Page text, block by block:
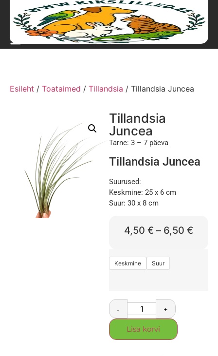
Esileht / Toataimed / Tillandsia / Tillandsia Juncea
Tillandsia
Juncea
Tarne: 3 – 7 päeva
Tillandsia Juncea
Suurused:
Keskmine: 25 x 6 cm
Suur: 30 x 8 cm
4,50 € – 6,50 €
Keskmine Suur
- +
Lisa korvi